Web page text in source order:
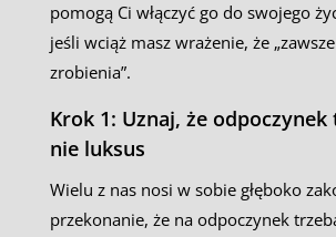
pomogą Ci włączyć go do swojego
jeśli wciąż masz wrażenie, że
zrobienia”.
Krok 1: Uznaj, że
nie luksus
Wielu z nas nosi w sobie głęboko
przekonanie, że na odpoczynek